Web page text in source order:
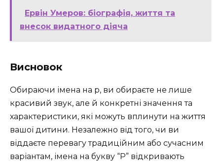
Ервін Умеров: біографія, життя та
внесок видатного діяча
Висновок
Обираючи імена на р, ви обираєте не лише
красивий звук, але й конкретні значення та
характеристики, які можуть вплинути на життя
вашої дитини. Незалежно від того, чи ви
віддаєте перевагу традиційним або сучасним
варіантам, імена на букву “Р” відкривають